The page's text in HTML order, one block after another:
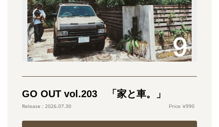
GO OUT vol.203 「家と車。」
2026.07.30 990